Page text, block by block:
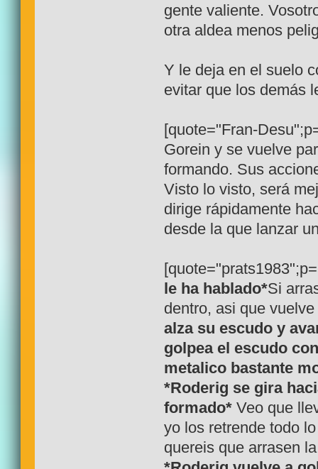
gente valiente.
otra aldea menos
Y le deja en el suelo
evitar que los demás
[quote="Fran-
Gorein y se vuelve
formando. Sus
Visto lo visto, será
dirige rápidamente
desde la que lanzar
le ha hablado*Si
dentro, asi que
alza su escudo y
golpea el escudo
metalico bastante
*Roderig se gira
formado* Veo que
yo los retrende todo
quereis que arrasen